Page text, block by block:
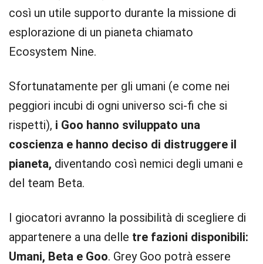
così un utile supporto durante la missione di
esplorazione di un pianeta chiamato
Ecosystem Nine.
Sfortunatamente per gli umani (e come nei
peggiori incubi di ogni universo sci-fi che si
rispetti), i Goo hanno sviluppato una
coscienza e hanno deciso di distruggere il
pianeta, diventando così nemici degli umani e
del team Beta.
I giocatori avranno la possibilità di scegliere di
appartenere a una delle tre fazioni disponibili:
Umani, Beta e Goo. Grey Goo potrà essere